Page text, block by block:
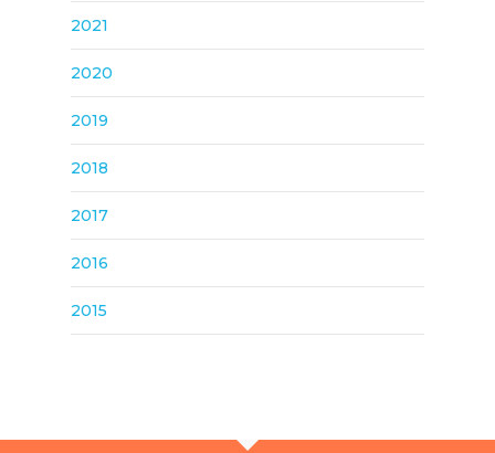
2021
2020
2019
2018
2017
2016
2015